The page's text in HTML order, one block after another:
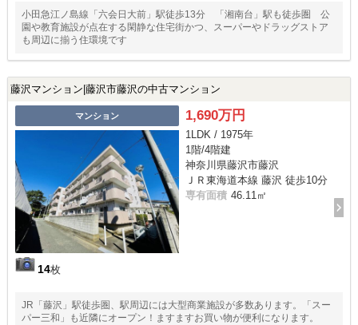
小田急江ノ島線「六会日大前」駅徒歩13分 「湘南台」駅も徒歩圏 公
園や教育施設が点在する閑静な住宅街かつ、スーパーやドラッグストア
も周辺に揃う住環境です
藤沢マンション|藤沢市藤沢の中古マンション
マンション
14枚
1,690万円
1LDK / 1975年
1階/4階建
神奈川県藤沢市藤沢
ＪＲ東海道本線 藤沢 徒歩10分
専有面積 46.11㎡
JR「藤沢」駅徒歩圏、駅周辺には大型商業施設が多数あります。「スー
パー三和」も近隣にオープン！ますますお買い物が便利になります。